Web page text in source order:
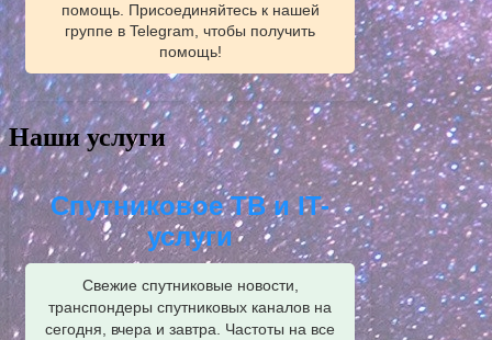
помощь. Присоединяйтесь к нашей
группе в Telegram, чтобы получить
помощь!
Наши услуги
Спутниковое ТВ и IT-
услуги
Свежие спутниковые новости,
транспондеры спутниковых каналов на
сегодня, вчера и завтра. Частоты на все